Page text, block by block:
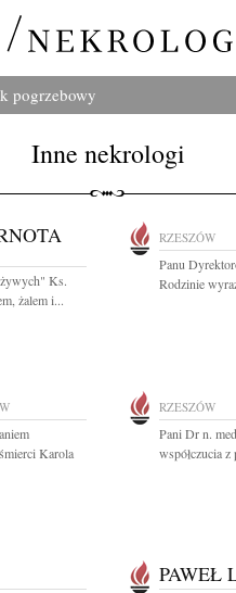
pogrzebowy
Inne nekrologi
Ks.
żalem i...
RZESZÓW
Panu
Rodzinie
Karola
RZESZÓW
Pani Dr n.
współczucia
PAWEŁ